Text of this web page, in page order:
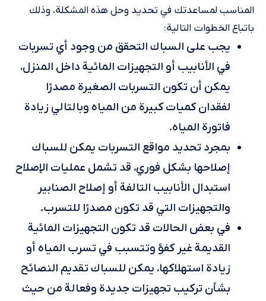
المناسب لمساعدتك في تحديد وحل هذه المشكلة، وذلك
باتباع الخطوات التالية:
يجب على السباك التحقق من وجود أي تسربات
في الأنابيب أو التجهيزات المائية داخل المنزل،
يمكن أن تكون التسربات الصغيرة مصدرًا
لفقدان كميات كبيرة من المياه وبالتالي زيادة
فاتورة المياه.
بمجرد تحديد مواقع التسربات يمكن للسباك
إصلاحها بشكل فوري، قد تشمل عمليات الإصلاح
استبدال الأنابيب التالفة أو إصلاح الصنابير
والتجهيزات التي قد تكون مصدرًا للتسرب.
في بعض الحالات قد تكون التجهيزات المائية
القديمة غير كفؤ وتتسبب في تسرب المياه أو
زيادة استهلاكها، يمكن للسباك تقديم النصائح
بشأن تركيب تجهيزات جديدة وفعالة من حيث